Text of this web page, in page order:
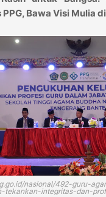
Bawa Visi Mulia
nasional/492-guru-
tekankan-integritas-dan-